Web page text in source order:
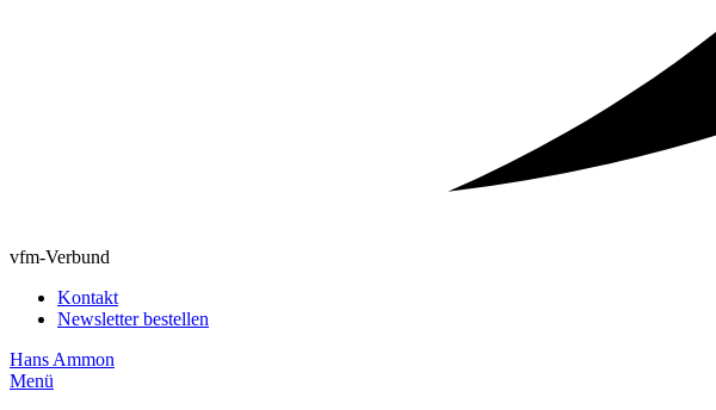
vfm-Verbund
Kontakt
Newsletter bestellen
Hans Ammon
Menü